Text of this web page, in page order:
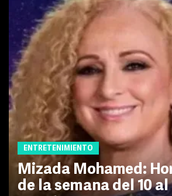
ENTRETENIMIENTO
Mizada Mohamed:
de la semana del 10 al